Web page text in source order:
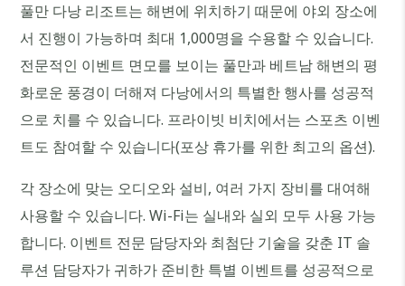
풀만 다낭 리조트는 해변에 위치하기 때문에 야외 장소에
서 진행이 가능하며 최대 1,000명을 수용할 수 있습니다.
전문적인 이벤트 면모를 보이는 풀만과 베트남 해변의 평
화로운 풍경이 더해져 다낭에서의 특별한 행사를 성공적
으로 치를 수 있습니다. 프라이빗 비치에서는 스포츠 이벤
트도 참여할 수 있습니다(포상 휴가를 위한 최고의 옵션).
각 장소에 맞는 오디오와 설비, 여러 가지 장비를 대여해
사용할 수 있습니다. Wi-Fi는 실내와 실외 모두 사용 가능
합니다. 이벤트 전문 담당자와 최첨단 기술을 갖춘 IT 솔
루션 담당자가 귀하가 준비한 특별 이벤트를 성공적으로